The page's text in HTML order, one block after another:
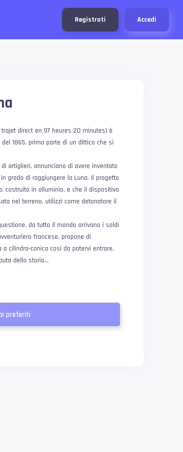
Registrati Accedi
direct en 97 heures 20 minutes) è
1865, prima parte di un dittico che si
artiglieri, annunciano di avere inventato
grado di raggiungere la Luna. Il progetto
costruito in alluminio, e che il dispositivo
nel terreno, utilizzi come detonatore il
da tutto il mondo arrivano i soldi
francese, propone di
cilindro-conica cosi da potervi entrare,
della storia…
preferiti